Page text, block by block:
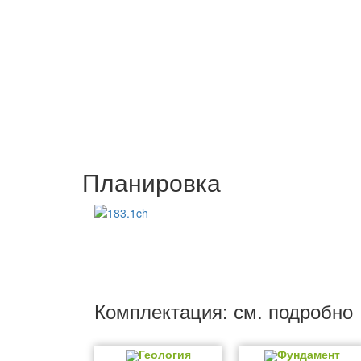
Планировка
Комплектация: см. подробно
Геология Фундамент